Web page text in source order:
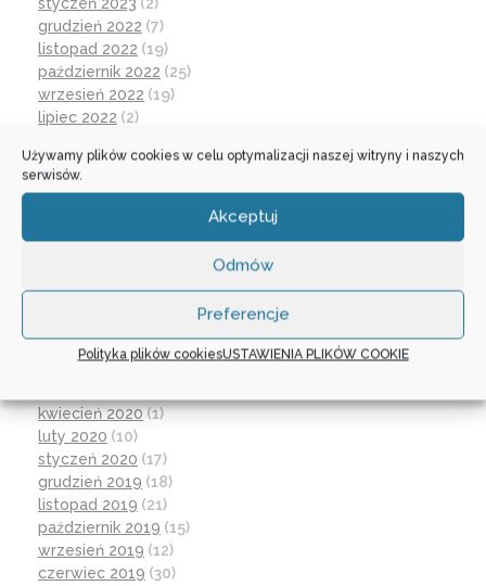
Używamy plików cookies w celu optymalizacji naszej witryny i naszych
serwisów.
Akceptuj
Odmów
Preferencje
Polityka plików cookiesUSTAWIENIA PLIKÓW COOKIE
grudzień 2022 (7)
listopad 2022 (19)
październik 2022 (25)
wrzesień 2022 (19)
lipiec 2022 (2)
maj 2022(14)
kwiecień 2022
wrzesień 2020(23)
czerwiec 2020
kwiecień 2020(1)
luty 2020 (10)
styczeń 2020 (17)
grudzień 2019 (18)
listopad 2019 (21)
październik 2019 (15)
wrzesień 2019 (12)
czerwiec 2019 (30)